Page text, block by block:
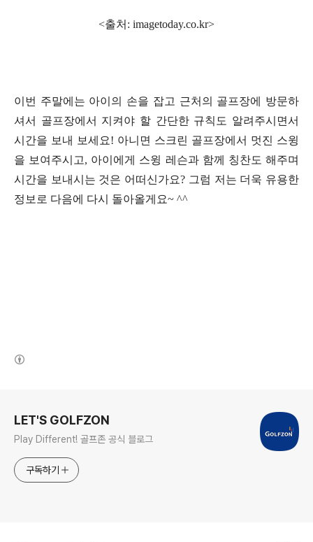
<출처: imagetoday.co.kr>
이번 주말에는 아이의 손을 잡고 근처의 골프장에 방문하
셔서 골프장에서 지켜야 할 간단한 규칙도 알려주시면서
시간을 보내 보세요! 아니면 스크린 골프장에서 멋진 스윙
을 보여주시고, 아이에게 스윙 레슨과 함께 칭찬도 해주며
시간을 보내시는 것은 어떠신가요? 그럼 저는 더욱 유용한
정보로 다음에 다시 돌아올게요~ ^^
LET'S GOLFZON
Play Different! 골프존 공식 블로그
구독하기